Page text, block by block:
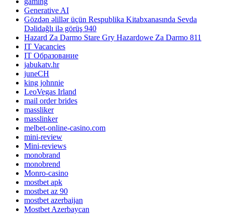
Generative AI
Gözdən əlillər üçün Respublika Kitabxanasında Sevda
Dəlidağlı ilə görüş 940
Hazard Za Darmo Stare Gry Hazardowe Za Darmo 811
IT Vacancies
IT Образование
jabukatv.hr
juneCH
king johnnie
LeoVegas Irland
mail order brides
massliker
masslinker
melbet-online-casino.com
mini-review
Mini-reviews
monobrand
monobrend
Monro-casino
mostbet apk
mostbet az 90
mostbet azerbaijan
Mostbet Azerbaycan